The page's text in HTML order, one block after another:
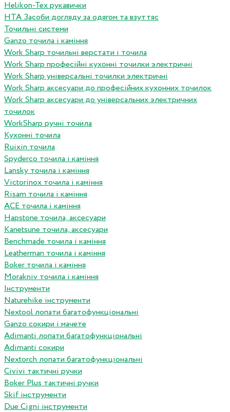
Helikon-Tex рукавички
HTA Засоби догляду за одягом та взуттяс
Точильні системи
Ganzo точила і каміння
Work Sharp точильні верстати і точила
Work Sharp професiйнi кухоннi точилки электричнi
Work Sharp унiверсальнi точилки электричнi
Work Sharp аксесуари до професiйних кухонних точилок
Work Sharp аксесуари до унiверсальних электричних
точилок
WorkSharp ручні точила
Кухонні точила
Ruixin точила
Spyderco точила і каміння
Lansky точила і каміння
Victorinox точила і каміння
Risam точила і каміння
ACE точила і каміння
Hapstone точила, аксесуари
Kanetsune точила, аксесуари
Benchmade точила і каміння
Leatherman точила і каміння
Boker точила і каміння
Morakniv точила і каміння
Інструменти
Naturehike інструменти
Nextool лопати багатофункціональні
Ganzo сокири і мачете
Adimanti лопати багатофункціональні
Adimanti сокири
Nextorch лопати багатофункціональні
Сivivi тактичні ручки
Boker Plus тактичні ручки
Skif інструменти
Due Cigni інструменти